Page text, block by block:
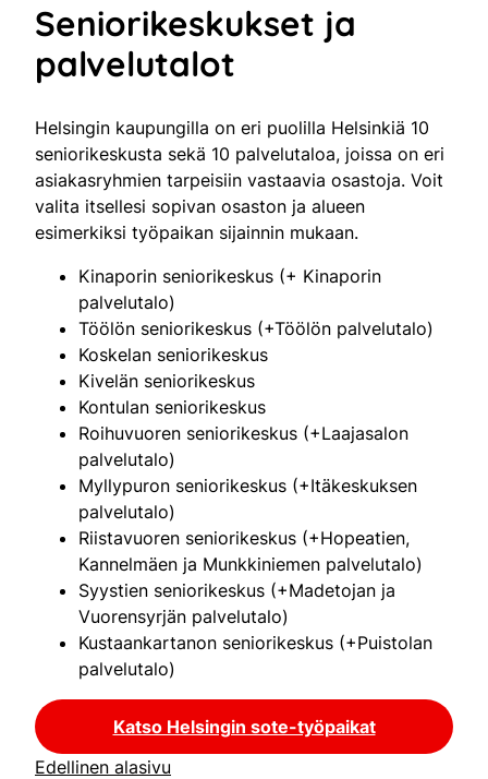
Seniorikeskukset ja
palvelutalot
Helsingin kaupungilla on eri puolilla Helsinkiä 10
seniorikeskusta sekä 10 palvelutaloa, joissa on eri
asiakasryhmien tarpeisiin vastaavia osastoja. Voit
valita itsellesi sopivan osaston ja alueen
esimerkiksi työpaikan sijainnin mukaan.
Kinaporin seniorikeskus (+ Kinaporin
palvelutalo)
Töölön seniorikeskus (+Töölön palvelutalo)
Koskelan seniorikeskus
Kivelän seniorikeskus
Kontulan seniorikeskus
Roihuvuoren seniorikeskus (+Laajasalon
palvelutalo)
Myllypuron seniorikeskus (+Itäkeskuksen
palvelutalo)
Riistavuoren seniorikeskus (+Hopeatien,
Kannelmäen ja Munkkiniemen palvelutalo)
Syystien seniorikeskus (+Madetojan ja
Vuorensyrjän palvelutalo)
Kustaankartanon seniorikeskus (+Puistolan
palvelutalo)
Katso Helsingin sote-työpaikat
Edellinen alasivu